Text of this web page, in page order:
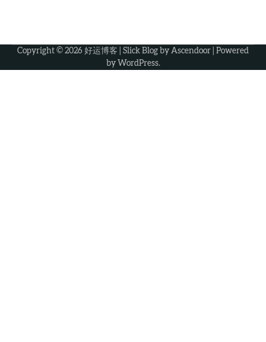
Copyright © 2026 好运博客 | Slick Blog by Ascendoor | Powered
by WordPress.